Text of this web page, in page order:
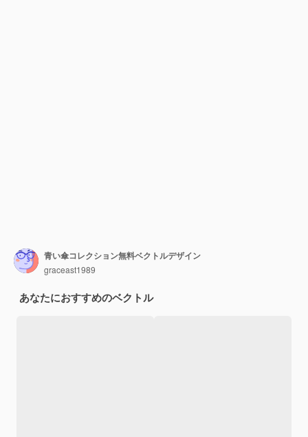
青い傘コレクション無料ベクトルデザイン
graceast1989
あなたにおすすめのベクトル